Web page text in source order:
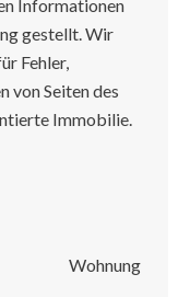
Informationen
gestellt. Wir
Fehler,
von Seiten des
Immobilie.
Wohnung